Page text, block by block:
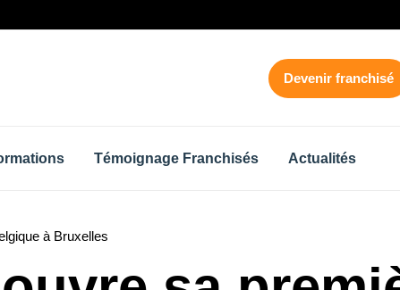
Devenir franchisé
Témoignage Franchisés Actualités
à Bruxelles